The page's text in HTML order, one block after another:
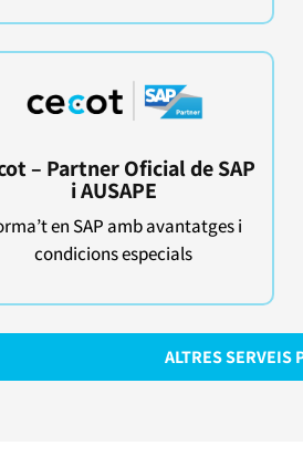
– Partner Oficial de SAP
i AUSAPE
en SAP amb avantatges i
condicions especials
ALTRES SERVEIS